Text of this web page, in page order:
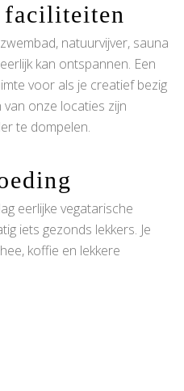
faciliteiten
natuurvijver, sauna
kan ontspannen. Een
voor als je creatief bezig
onze locaties zijn
te dompelen.
eerlijke vegatarische
iets gezonds lekkers. Je
koffie en lekkere